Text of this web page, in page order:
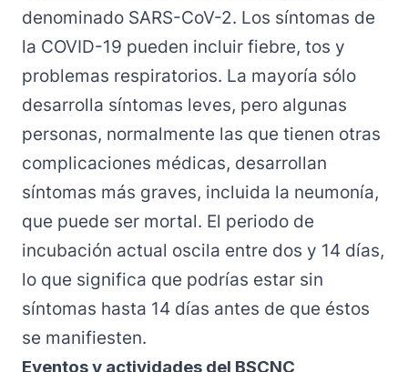
denominado SARS-CoV-2. Los síntomas de
la COVID-19 pueden incluir fiebre, tos y
problemas respiratorios. La mayoría sólo
desarrolla síntomas leves, pero algunas
personas, normalmente las que tienen otras
complicaciones médicas, desarrollan
síntomas más graves, incluida la neumonía,
que puede ser mortal. El periodo de
incubación actual oscila entre dos y 14 días,
lo que significa que podrías estar sin
síntomas hasta 14 días antes de que éstos
se manifiesten.
Eventos y actividades del BSCNC